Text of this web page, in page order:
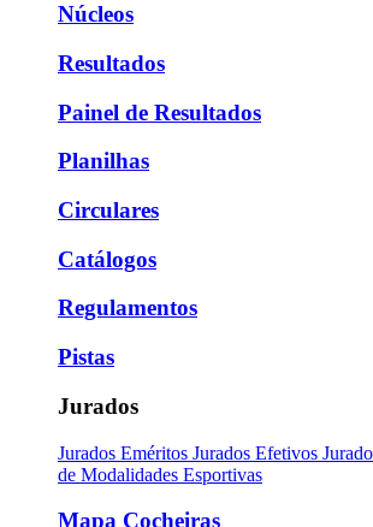
Núcleos
Resultados
Painel de Resultados
Planilhas
Circulares
Catálogos
Regulamentos
Pistas
Jurados
Jurados Eméritos Jurados Efetivos
de Modalidades Esportivas
Mapa Cocheiras